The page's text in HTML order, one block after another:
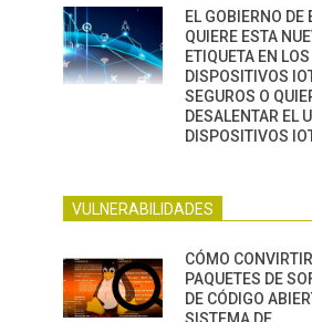
EL GOBIERNO DE
QUIERE ESTA
ETIQUETA EN LOS
DISPOSITIVOS
SEGUROS O
DESALENTAR EL
DISPOSITIVOS
VULNERABILIDADES
CÓMO CONVIRTIR
PAQUETES DE
DE CÓDIGO